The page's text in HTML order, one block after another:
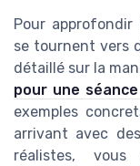
Pour
se tournent vers
détaillé sur la
pour une
exemples
arrivant avec
réalistes, vous